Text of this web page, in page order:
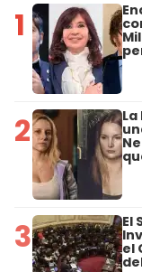
1
2
3 El
el